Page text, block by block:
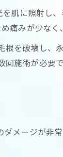
口コミや実
感肌向け全身
脱毛初心者
LED脱毛施
肌に照射し
痛みが少なく
を破壊し
施術が必要
メージが非